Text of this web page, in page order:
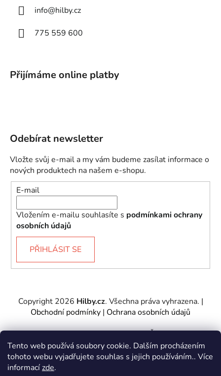
Tento web používá soubory cookie. Dalším procházením
tohoto webu vyjadřujete souhlas s jejich používáním.. Více
informacízde.
info@hilby.cz
775 559 600
Přijímáme online platby
Odebírat newsletter
Vložte svůj e-mail a my vám budeme zasílat informace o
nových produktech na našem e-shopu.
E-mail
Vložením e-mailu souhlasíte s podmínkami ochrany
osobních údajů
PŘIHLÁSIT SE
Copyright 2026 Hilby.cz. Všechna práva vyhrazena. |
Obchodní podmínky | Ochrana osobních údajů
Provozovatel e-shopu: Hilby CZ s.r.o., IČ: 27467317, se
sídlem Soukenická 2082/7,11000 Praha 1 – Nové
Město.
Společnost je zapsána u Městského soudu v Praze -